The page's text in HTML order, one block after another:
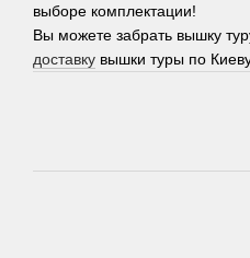
выборе комплектации!
Вы можете забрать вышку
доставку вышки туры по